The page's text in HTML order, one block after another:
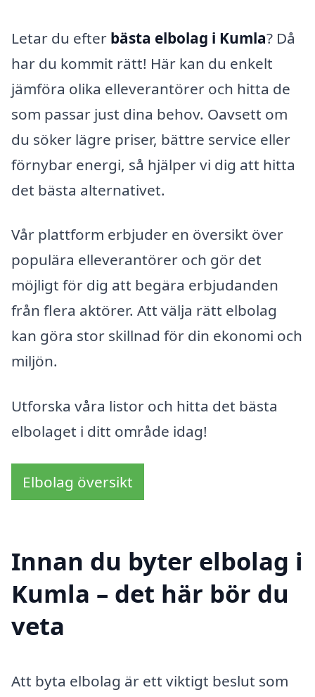
Letar du efter bästa elbolag i Kumla? Då
har du kommit rätt! Här kan du enkelt
jämföra olika elleverantörer och hitta de
som passar just dina behov. Oavsett om
du söker lägre priser, bättre service eller
förnybar energi, så hjälper vi dig att hitta
det bästa alternativet.
Vår plattform erbjuder en översikt över
populära elleverantörer och gör det
möjligt för dig att begära erbjudanden
från flera aktörer. Att välja rätt elbolag
kan göra stor skillnad för din ekonomi och
miljön.
Utforska våra listor och hitta det bästa
elbolaget i ditt område idag!
Elbolag översikt
Innan du byter elbolag i
Kumla – det här bör du
veta
Att byta elbolag är ett viktigt beslut som